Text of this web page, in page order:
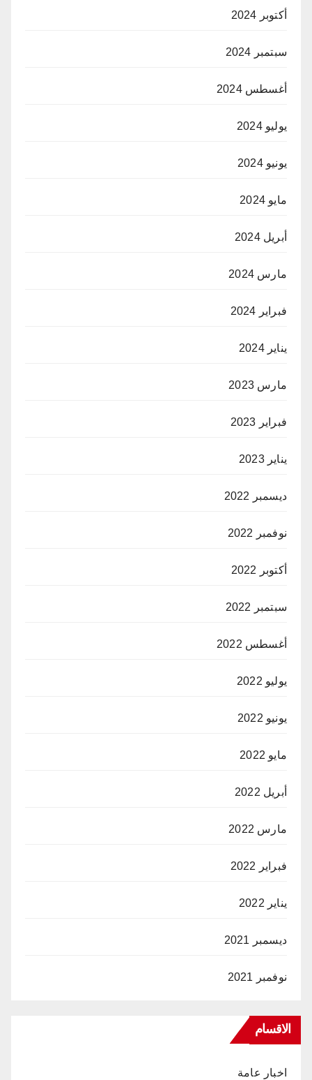
أكتوبر 2024
سبتمبر 2024
أغسطس 2024
يوليو 2024
يونيو 2024
مايو 2024
أبريل 2024
مارس 2024
فبراير 2024
يناير 2024
مارس 2023
فبراير 2023
يناير 2023
ديسمبر 2022
نوفمبر 2022
أكتوبر 2022
سبتمبر 2022
أغسطس 2022
يوليو 2022
يونيو 2022
مايو 2022
أبريل 2022
مارس 2022
فبراير 2022
يناير 2022
ديسمبر 2021
نوفمبر 2021
الاقسام
اخبار عامة